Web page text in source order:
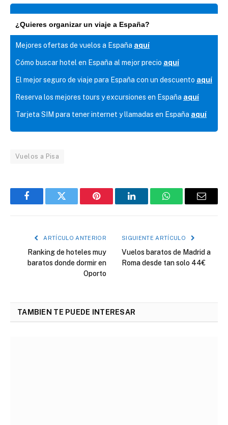
¿Quieres organizar un viaje a España?
Mejores ofertas de vuelos a España aquí
Cómo buscar hotel en España al mejor precio aquí
El mejor seguro de viaje para España con un descuento aquí
Reserva los mejores tours y excursiones en España aquí
Tarjeta SIM para tener internet y llamadas en España aquí
Vuelos a Pisa
FacebookTwitter Pinterest LinkedInWhatsAppCorreo
ARTÍCULO ANTERIOR
Ranking de hoteles muy
baratos donde dormir en
Oporto
SIGUIENTE ARTÍCULO
Vuelos baratos de Madrid a
Roma desde tan solo 44€
TAMBIEN TE PUEDE INTERESAR